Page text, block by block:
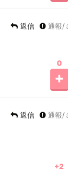
返信 通報/
0
返信 通報/
+2